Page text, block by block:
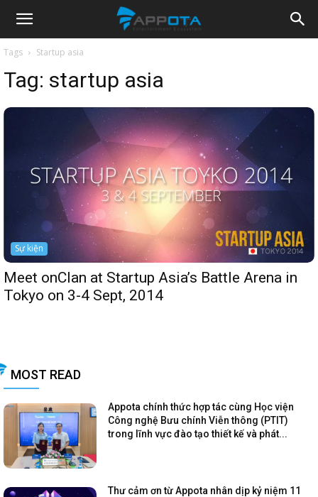
Appota
News
Tags Startup asia
Tag: startup asia
Sự kiện
Meet onClan at Startup Asia’s Battle Arena in
Tokyo on 3-4 Sept, 2014
MOST READ
Appota chính thức hợp tác cùng Học viện
Công nghệ Bưu chính Viễn thông (PTIT)
trong lĩnh vực đào tạo thiết kế và phát...
Thư cảm ơn từ Appota nhân dịp kỷ niệm 11